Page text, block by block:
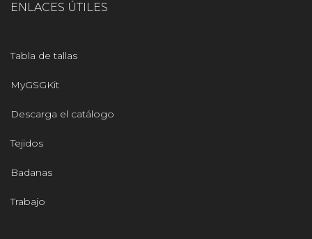
ENLACES ÚTILES
Tabla de tallas
MyGSGKit
Descarga el catálogo
Tejidos
Badanas
Trabajo